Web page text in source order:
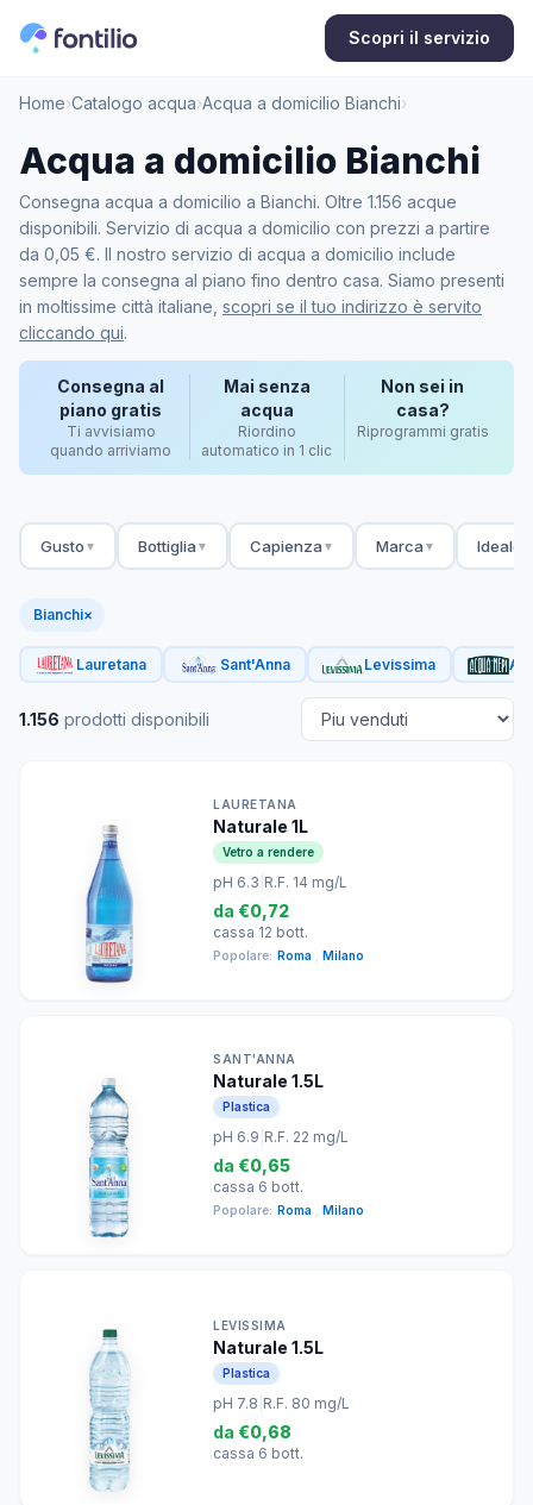
Scopri il servizio
Home›Catalogo acqua›Acqua a domicilio Bianchi›
Acqua a domicilio Bianchi
Consegna acqua a domicilio a Bianchi. Oltre 1.156 acque
disponibili. Servizio di acqua a domicilio con prezzi a partire
da 0,05 €. Il nostro servizio di acqua a domicilio include
sempre la consegna al piano fino dentro casa. Siamo presenti
in moltissime città italiane, scopri se il tuo indirizzo è servito
cliccando qui.
Consegna al
piano gratis
Ti avvisiamo
quando arriviamo
Mai senza
acqua
Riordino
automatico in 1 clic
Non sei in
casa?
Riprogrammi gratis
Gusto ▼ Bottiglia ▼ Capienza ▼ Marca ▼ Ideale
Bianchi×
Lauretana Sant'Anna Levissima
1.156 prodotti disponibili
LAURETANA
Naturale 1L
Vetro a rendere
pH 6.3 R.F. 14 mg/L
da €0,72
cassa 12 bott.
Popolare: Roma Milano
SANT'ANNA
Naturale 1.5L
Plastica
pH 6.9 R.F. 22 mg/L
da €0,65
cassa 6 bott.
Popolare: Roma Milano
LEVISSIMA
Naturale 1.5L
Plastica
pH 7.8 R.F. 80 mg/L
da €0,68
cassa 6 bott.